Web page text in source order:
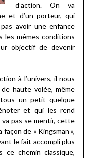
d’action. On va
et d’un porteur, qui
avoir une enfance
les mêmes conditions
objectif de devenir
à l’univers, il nous
haute volée, même
un petit quelque
et qui les rend
pas se mentir, cette
façon de « Kingsman »,
le fait accompli plus
ce chemin classique,